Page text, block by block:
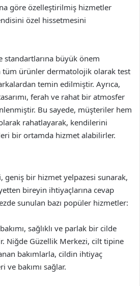
göre özelleştirilmiş hizmetler
özel hissetmesini
standartlarına büyük önem
tüm ürünler dermatolojik olarak test
temin edilmiştir. Ayrıca,
ferah ve rahat bir atmosfer
Bu sayede, müşteriler hem
rahatlayarak, kendilerini
bir ortamda hizmet alabilirler.
geniş bir hizmet yelpazesi sunarak,
bireyin ihtiyaçlarına cevap
sunulan bazı popüler hizmetler:
sağlıklı ve parlak bir cilde
Niğde Güzellik Merkezi, cilt tipine
bakımlarla, cildin ihtiyaç
bakımı sağlar.